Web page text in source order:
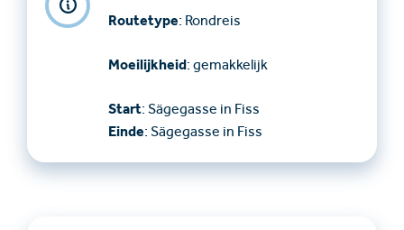
Routetype: Rondreis
Moeilijkheid: gemakkelijk
Start: Sägegasse in Fiss
Einde: Sägegasse in Fiss